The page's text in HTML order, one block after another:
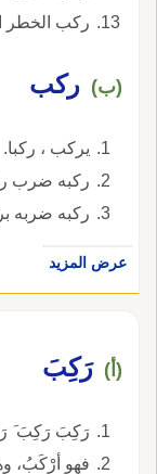
ركب الخطر
(ب) ركب
يركب ، ركبا.
ركبه ضرب
ركبه ضربه
عرض المزيد
(أ) رَكِبَ
رَكِبَ رَكِبَ
فهو أرْكَبُ،